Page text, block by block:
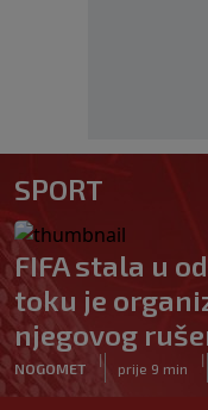
SPORT
FIFA stala u
toku je
njegovog
NOGOMET
|
prije 9 min
|